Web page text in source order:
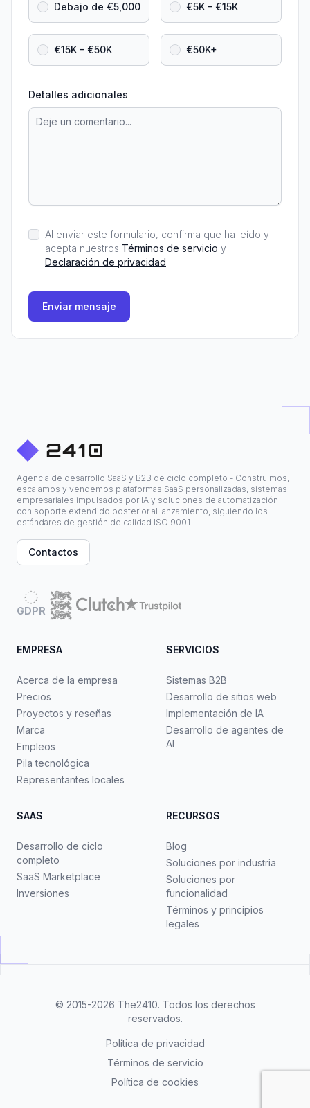
Debajo de €5,000 €5K - €15K
€15K - €50K €50K+
Detalles adicionales
Al enviar este formulario, confirma que ha leído y
acepta nuestros Términos de servicio y
Declaración de privacidad.
Enviar mensaje
Agencia de desarrollo SaaS y B2B de ciclo completo - Construimos,
escalamos y vendemos plataformas SaaS personalizadas, sistemas
empresariales impulsados por IA y soluciones de automatización
con soporte extendido posterior al lanzamiento, siguiendo los
estándares de gestión de calidad ISO 9001.
Contactos
GDPR
EMPRESA
Acerca de la empresa
Precios
Proyectos y reseñas
Marca
Empleos
Pila tecnológica
Representantes locales
SERVICIOS
Sistemas B2B
Desarrollo de sitios web
Implementación de IA
Desarrollo de agentes de
AI
SAAS
Desarrollo de ciclo
completo
SaaS Marketplace
Inversiones
RECURSOS
Blog
Soluciones por industria
Soluciones por
funcionalidad
Términos y principios
legales
© 2015-2026 The2410. Todos los derechos
reservados.
Política de privacidad
Términos de servicio
Política de cookies